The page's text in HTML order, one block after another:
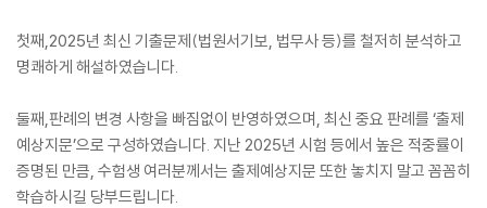
첫째,2025년 최신 기출문제(법원서기보, 법무사 등)를 철저히 분석하고
명쾌하게 해설하였습니다.
둘째,판례의 변경 사항을 빠짐없이 반영하였으며, 최신 중요 판례를 ‘출제
예상지문’으로 구성하였습니다. 지난 2025년 시험 등에서 높은 적중률이
증명된 만큼, 수험생 여러분께서는 출제예상지문 또한 놓치지 말고 꼼꼼히
학습하시길 당부드립니다.